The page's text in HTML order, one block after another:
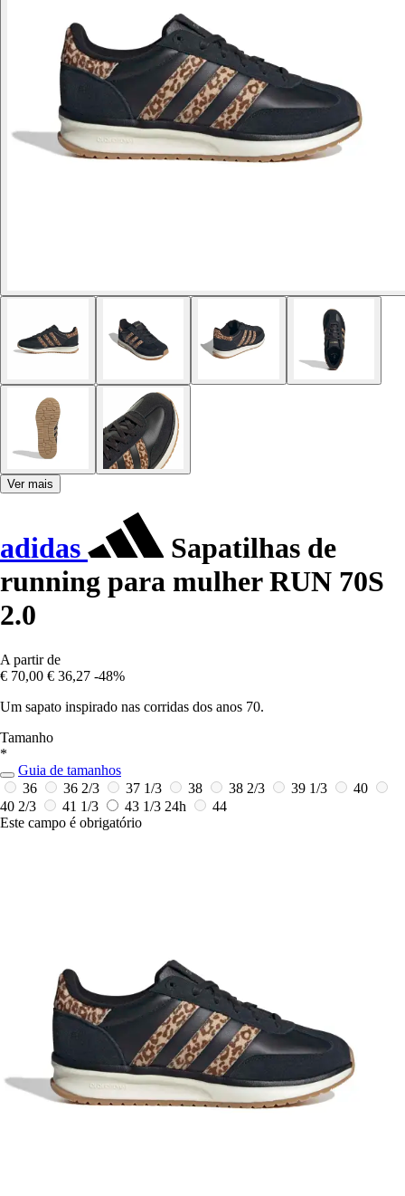
Ver mais
adidas
Sapatilhas de
running para mulher RUN 70S
2.0
A partir de
€ 70,00 € 36,27 -48%
Um sapato inspirado nas corridas dos anos 70.
Tamanho
*
Guia de tamanhos
36
36 2/3 37 1/3 38 38 2/3 39 1/3
40
40 2/3
41 1/3 43 1/3 24h
44
Este campo é obrigatório